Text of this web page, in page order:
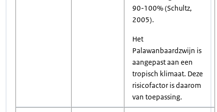
90-100% (Schultz,
2005).
Het
Palawanbaardzwijn is
aangepast aan een
tropisch klimaat. Deze
risicofactor is daarom
van toepassing.